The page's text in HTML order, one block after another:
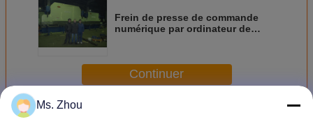
Frein de presse de commande
numérique par ordinateur de
presse
Continuer
Plus
Ms. Zhou